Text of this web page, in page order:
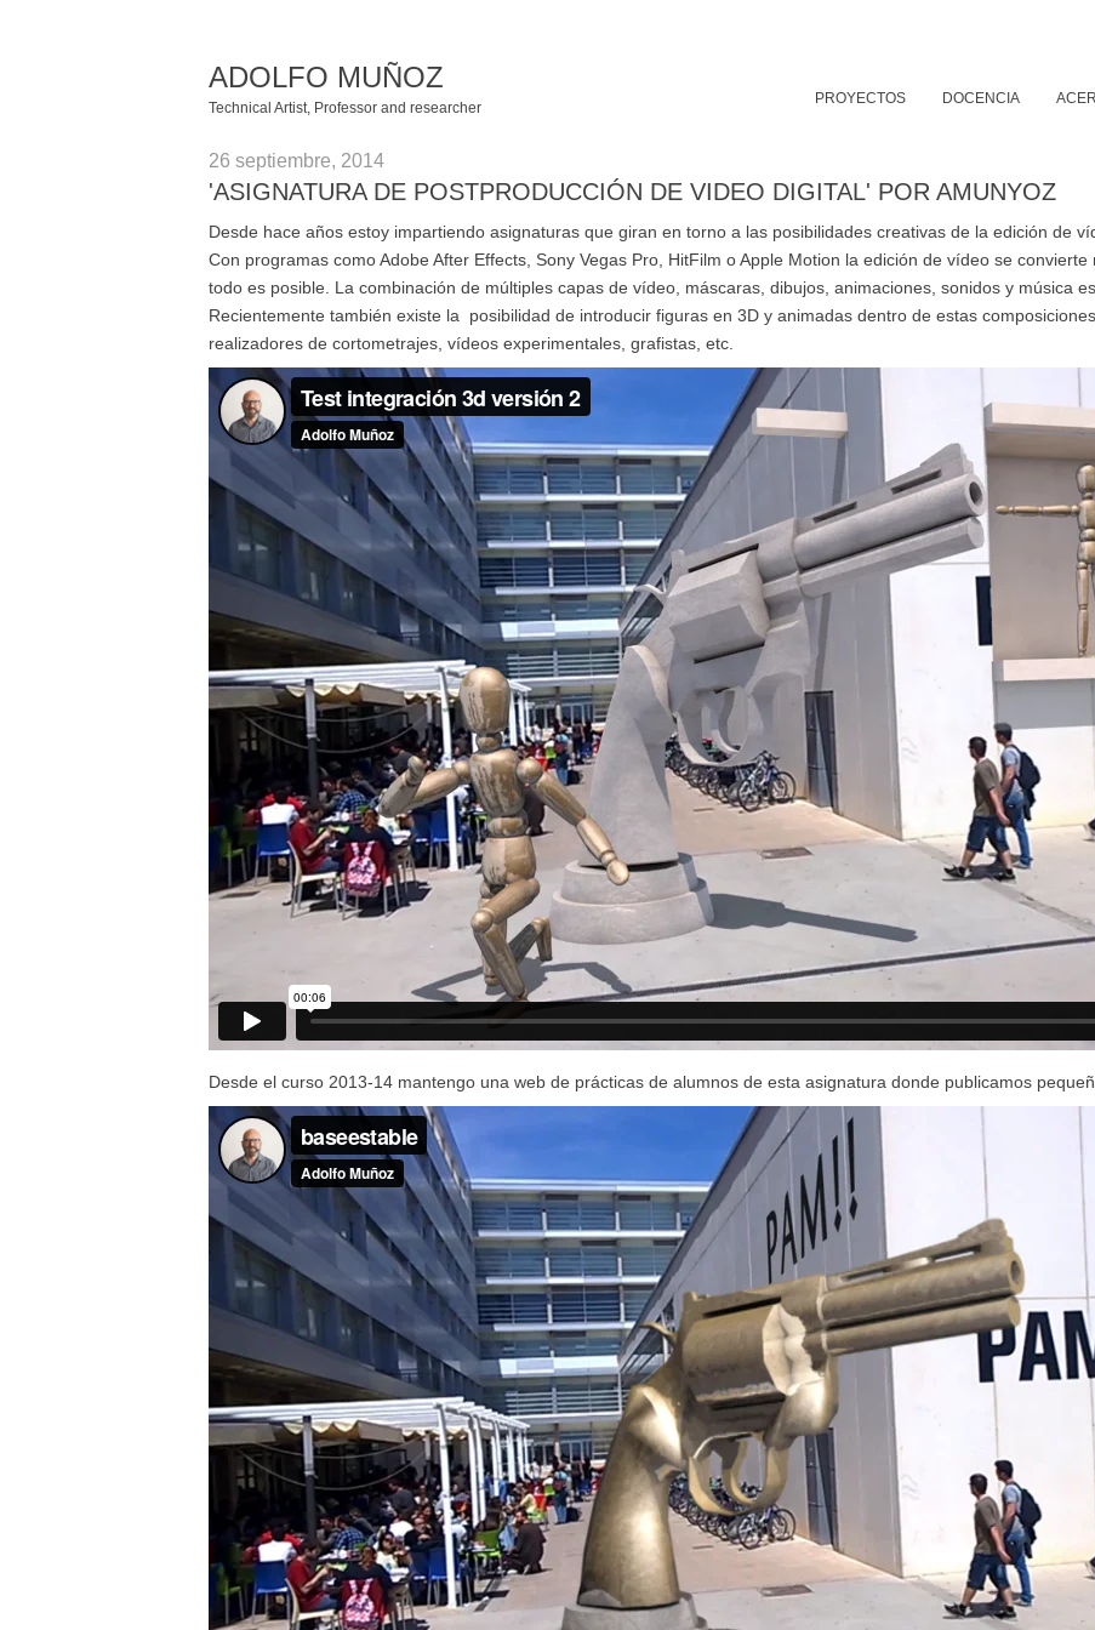
ADOLFO MUÑOZ
Technical Artist, Professor and researcher
PROYECTOS DOCENCIA
26 septiembre, 2014
'ASIGNATURA DE POSTPRODUCCIÓN DE VIDEO DIGITAL' POR AMUNYOZ
Desde hace años estoy impartiendo asignaturas que giran en torno a las posibilidades creativas de la edición de
Con programas como Adobe After Effects, Sony Vegas Pro, HitFilm o Apple Motion la edición de vídeo se
todo es posible. La combinación de múltiples capas de vídeo, máscaras, dibujos, animaciones, sonidos y música
Recientemente también existe la posibilidad de introducir figuras en 3D y animadas dentro de estas
realizadores de cortometrajes, vídeos experimentales, grafistas, etc.
Desde el curso 2013-14 mantengo una web de prácticas de alumnos de esta asignatura donde publicamos